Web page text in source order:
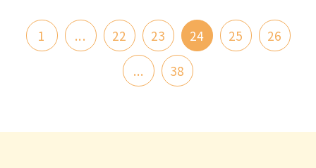
1 ... 22 23 24 25
26
...
38